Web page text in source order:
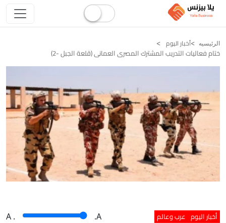
الرئيسيه أخبار اليوم
ختام فعاليات التدريب المشترك المصرى العمانى (قلعة الجبل -2)
أخبار اليوم عرب وعالم A . .A